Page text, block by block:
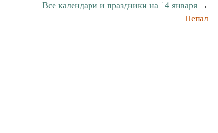
Все календари и праздники на 14 января →
Непал